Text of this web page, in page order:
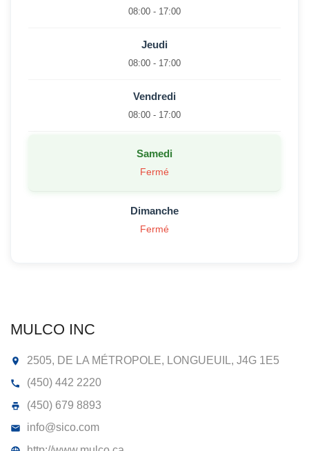
MULCO INC
08:00 - 17:00
Jeudi
08:00 - 17:00
Vendredi
08:00 - 17:00
Samedi
Fermé
Dimanche
Fermé